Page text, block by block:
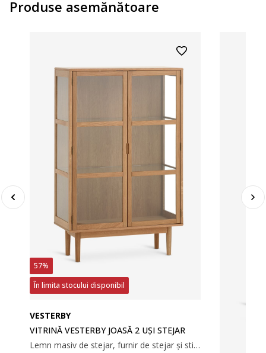
Produse asemănătoare
57%
În limita stocului disponibil
VESTERBY
VITRINĂ VESTERBY JOASĂ 2 UȘI STEJAR
Lemn masiv de stejar, furnir de stejar și sticlă securizată. 80x126x35 cm